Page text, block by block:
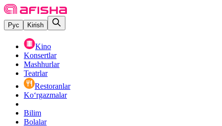
Рус Kirish
Kino
Konsertlar
Mashhurlar
Teatrlar
Restoranlar
Ko‘rgazmalar
Bilim
Bolalar